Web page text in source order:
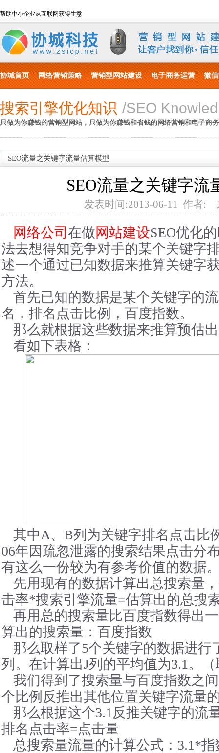
帮助中小企业从互联网获得生意
协城首页 网络营销策略 营销型网站建设 电子商务运营 微
搜索引擎优化知识 /SEO
只做为你赚钱的营销型网站，只做为你赚钱和省钱的网络营销和电子商务
SEO流量之关键字流量估算模型
SEO流量之关键字流
发表时间:2013-06-11 作者
网络公司在做网站建设SEO优化
法去想得知竞争对手的某个关键字
述一个通过已知数据来推算关键字
方法。
首先已知的数据是某个关键字的
名，排名点击比例，百度指数。
那么就根据这些数据来推算预估
看如下表格：
其中A、B列为关键字排名点击比
06年因疏忽泄露的搜索结果点击分
有这么一份较为有参考价值的数据
先用现有的数据计算出总搜索量
击率*搜索引擎流量=估算出的总搜
再用总的搜索量比百度指数得出
算出的搜索量：百度指数
那么取样了5个关键字的数据进行
列。在计算出J列的平均值为3.1。
我们得到了搜索量与百度指数之
个比例反推出其他位置关键字流量
那么根据这个3.1反推关键字的流
排名点击率=点击量
总搜索量流量的计算公式：3.1*